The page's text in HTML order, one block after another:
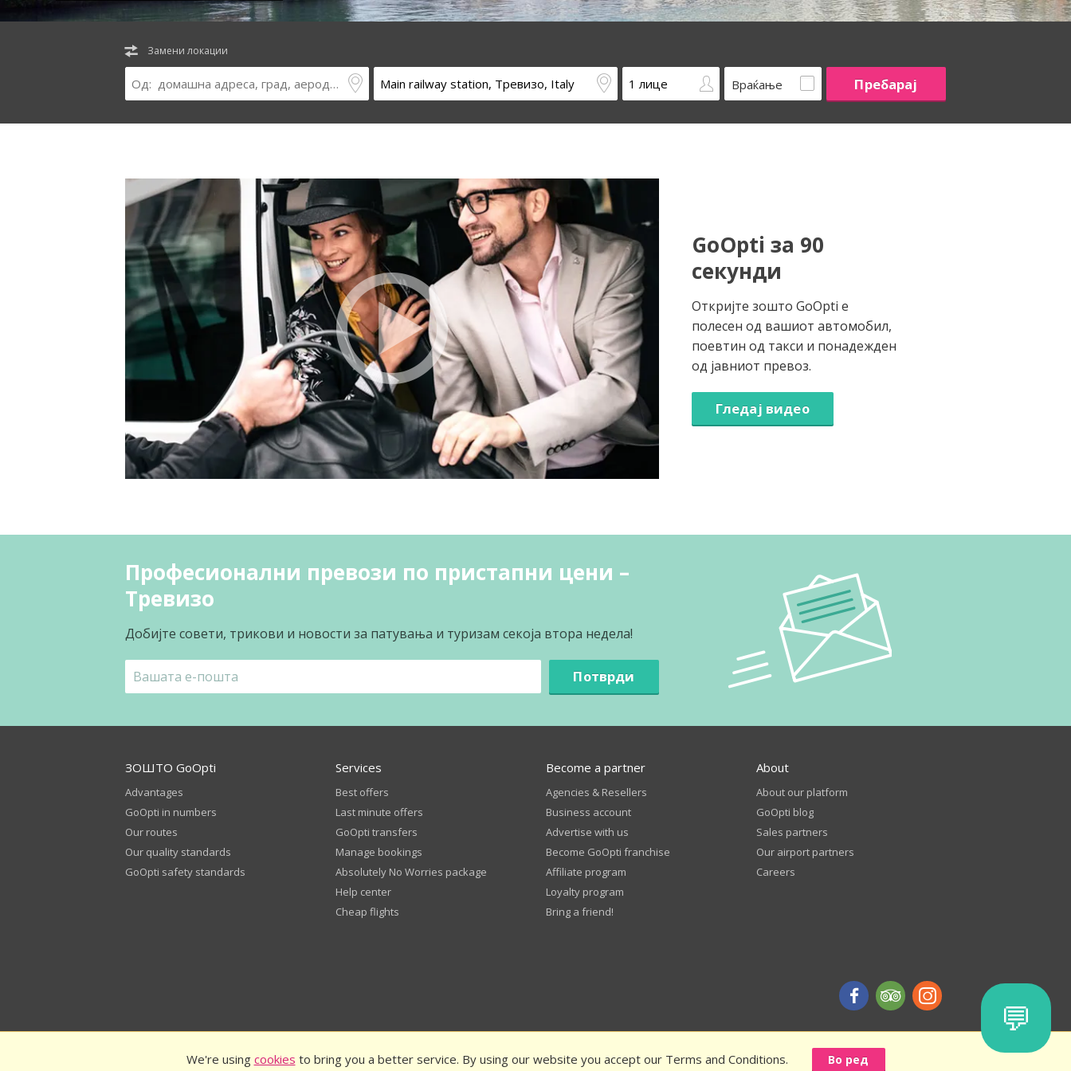
We're using cookies to bring you a better service. By using our website you accept our Terms and Conditions. Во ред
Замени локации
Враќање
GoOpti за 90
секунди
Откријте зошто GoOpti е
полесен од вашиот автомобил,
поевтин од такси и понадежден
од јавниот превоз.
Гледај видео
Професионални превози по пристапни цени –
Тревизо
Добијте совети, трикови и новости за патувања и туризам секоја втора недела!
Потврди
ЗОШТО GoOpti
Advantages
GoOpti in numbers
Our routes
Our quality standards
GoOpti safety standards
Services
Best offers
Last minute offers
GoOpti transfers
Manage bookings
Absolutely No Worries package
Help center
Cheap flights
Become a partner
Agencies & Resellers
Business account
Advertise with us
Become GoOpti franchise
Affiliate program
Loyalty program
Bring a friend!
About
About our platform
GoOpti blog
Sales partners
Our airport partners
Careers
GoOpti International GoOpti Terms and Conditions Privacy Policy Public funding Rate us and get a discount - terms and conditions
💬